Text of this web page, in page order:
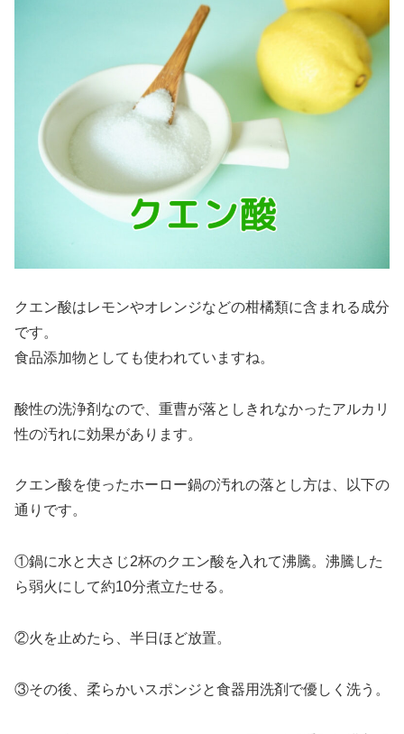
クエン酸はレモンやオレンジなどの柑橘類に含まれる成分
です。
食品添加物としても使われていますね。
酸性の洗浄剤なので、重曹が落としきれなかったアルカリ
性の汚れに効果があります。
クエン酸を使ったホーロー鍋の汚れの落とし方は、以下の
通りです。
①鍋に水と大さじ2杯のクエン酸を入れて沸騰。沸騰した
ら弱火にして約10分煮立たせる。
②火を止めたら、半日ほど放置。
③その後、柔らかいスポンジと食器用洗剤で優しく洗う。